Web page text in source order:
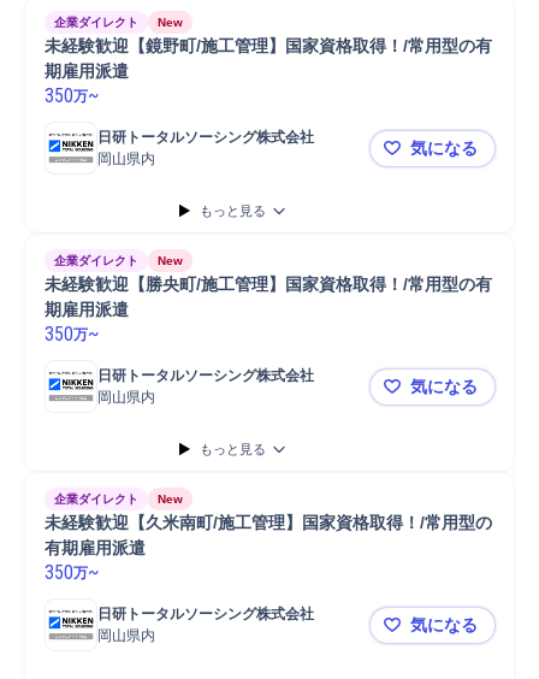
企業ダイレクト New
未経験歓迎【鏡野町/施工管理】国家資格取得！/常用型の有
期雇用派遣
350万~
日研トータルソーシング株式会社
岡山県内
未経験歓迎
気になる
もっと見る
企業ダイレクト New
未経験歓迎【勝央町/施工管理】国家資格取得！/常用型の有
期雇用派遣
350万~
日研トータルソーシング株式会社
岡山県内
未経験歓迎
気になる
もっと見る
企業ダイレクト New
未経験歓迎【久米南町/施工管理】国家資格取得！/常用型の
有期雇用派遣
350万~
日研トータルソーシング株式会社
岡山県内
未経験歓迎
気になる